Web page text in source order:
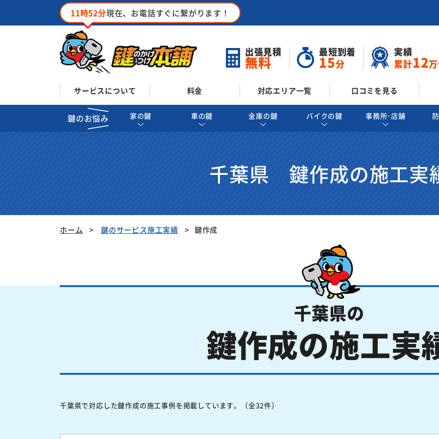
11時52分現在、お電話すぐに繋がります！
出張見積
無料
最短到着
15分
実績
累計12
サービスについて 料金 対応エリア一覧 口コミを見る
鍵のお悩み 家の鍵 車の鍵 金庫の鍵 バイクの鍵 事務所･店舗
千葉県 鍵作成の施工実
ホーム 鍵のサービス施工実績 鍵作成
千葉県の
鍵作成の施工実
千葉県で対応した鍵作成の施工事例を掲載しています。（全32件）